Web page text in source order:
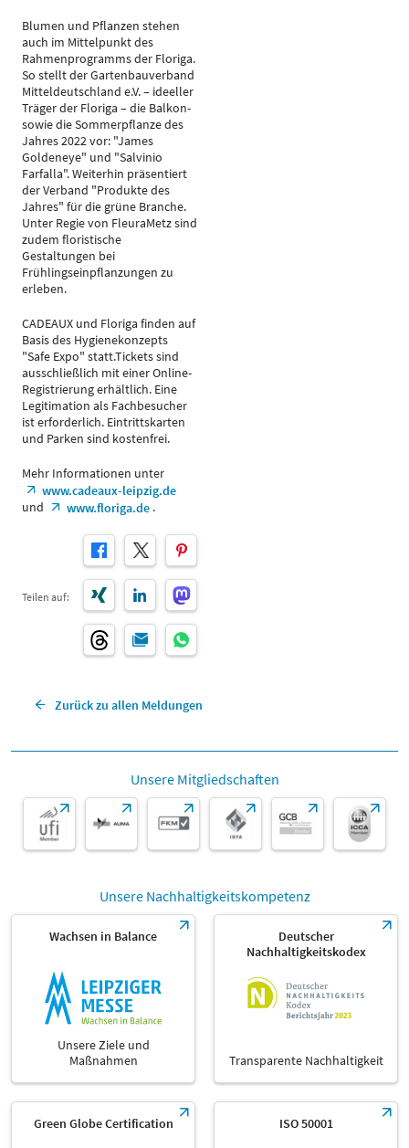
Blumen und Pflanzen stehen
auch im Mittelpunkt des
Rahmenprogramms der Floriga.
So stellt der Gartenbauverband
Mitteldeutschland e.V. – ideeller
Träger der Floriga – die Balkon-
sowie die Sommerpflanze des
Jahres 2022 vor: "James
Goldeneye" und "Salvinio
Farfalla". Weiterhin präsentiert
der Verband "Produkte des
Jahres" für die grüne Branche.
Unter Regie von FleuraMetz sind
zudem floristische
Gestaltungen bei
Frühlingseinpflanzungen zu
erleben.
CADEAUX und Floriga finden auf
Basis des Hygienekonzepts
"Safe Expo" statt.Tickets sind
ausschließlich mit einer Online-
Registrierung erhältlich. Eine
Legitimation als Fachbesucher
ist erforderlich. Eintrittskarten
und Parken sind kostenfrei.
Mehr Informationen unter
www.cadeaux-leipzig.de
und
www.floriga.de.
Teilen auf:
Zurück zu allen Meldungen
Unsere Mitgliedschaften
Unsere Nachhaltigkeitskompetenz
Wachsen in Balance
Unsere Ziele und
Maßnahmen
Deutscher
Nachhaltigkeitskodex
Transparente Nachhaltigkeit
Green Globe Certification ISO 50001